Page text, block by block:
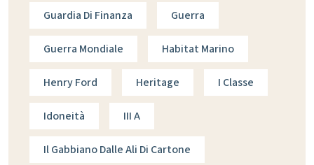
Guardia Di Finanza Guerra
Guerra Mondiale Habitat Marino
Henry Ford Heritage I Classe
Idoneità III A
Il Gabbiano Dalle Ali Di Cartone